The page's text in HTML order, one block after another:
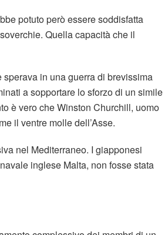
potuto però essere soddisfatta
Quella capacità che il
in una guerra di brevissima
a sopportare lo sforzo di un simile
è vero che Winston Churchill, uomo
il ventre molle dell’Asse.
nel Mediterraneo. I giapponesi
inglese Malta, non fosse stata